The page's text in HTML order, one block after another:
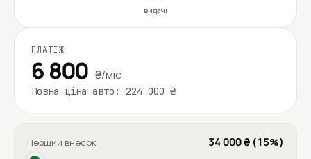
видачі
ПЛАТІЖ
6 800 ₴/міс
Повна ціна авто: 224 000 ₴
Перший внесок 34 000 ₴ (15%)